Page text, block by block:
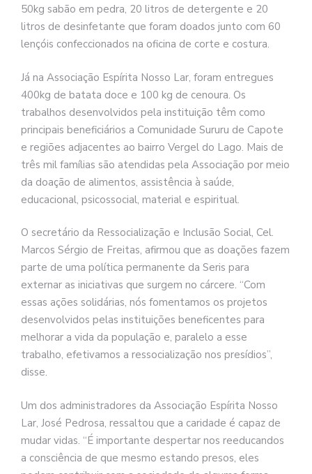
50kg sabão em pedra, 20 litros de detergente e 20
litros de desinfetante que foram doados junto com 60
lençóis confeccionados na oficina de corte e costura.
Já na Associação Espírita Nosso Lar, foram entregues
400kg de batata doce e 100 kg de cenoura. Os
trabalhos desenvolvidos pela instituição têm como
principais beneficiários a Comunidade Sururu de Capote
e regiões adjacentes ao bairro Vergel do Lago. Mais de
três mil famílias são atendidas pela Associação por meio
da doação de alimentos, assistência à saúde,
educacional, psicossocial, material e espiritual.
O secretário da Ressocialização e Inclusão Social, Cel.
Marcos Sérgio de Freitas, afirmou que as doações fazem
parte de uma política permanente da Seris para
externar as iniciativas que surgem no cárcere. “Com
essas ações solidárias, nós fomentamos os projetos
desenvolvidos pelas instituições beneficentes para
melhorar a vida da população e, paralelo a esse
trabalho, efetivamos a ressocialização nos presídios”,
disse.
Um dos administradores da Associação Espírita Nosso
Lar, José Pedrosa, ressaltou que a caridade é capaz de
mudar vidas. “É importante despertar nos reeducandos
a consciência de que mesmo estando presos, eles